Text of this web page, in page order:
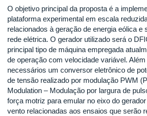
O objetivo principal da proposta é a
plataforma experimental em escala
relacionados à geração de energia eólica e
rede elétrica. O gerador utilizado será o
principal tipo de máquina empregada
de operação com velocidade variável.
necessários um conversor eletrônico de
de tensão realizado por modulação PWM
Modulation – Modulação por largura de
força motriz para emular no eixo do
vento relacionadas aos ensaios que serão